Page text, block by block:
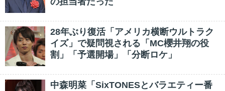
28年ぶり復活「アメリカ横断ウルトラク
イズ」で疑問視される「MC櫻井翔の役
割」「予選開場」「分断ロケ」
中森明菜「SixTONESとバラエティー番